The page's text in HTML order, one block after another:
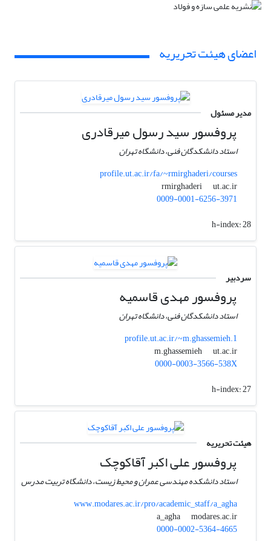
اعضای هیئت تحریریه
مدیر مسئول
پروفسور سید رسول میرقادری
استاد دانشکدگان فنی، دانشگاه تهران
profile.ut.ac.ir/fa/~rmirghaderi/courses
rmirghaderi
ut.ac.ir
0009-0001-6256-3971
h-index:28
سردبیر
پروفسور مهدی قاسمیه
استاد دانشکدگان فنی، دانشگاه تهران
profile.ut.ac.ir/~m.ghassemieh.1
m.ghassemieh
ut.ac.ir
0000-0003-3566-538X
h-index:27
هیئت تحریریه
پروفسور علی اکبر آقاکوچک
استاد دانشکده مهندسی عمران و محیط زیست، دانشگاه تربیت مدرس
www.modares.ac.ir/pro/academic_staff/a_agha
a_agha
modares.ac.ir
0000-0002-5364-4665